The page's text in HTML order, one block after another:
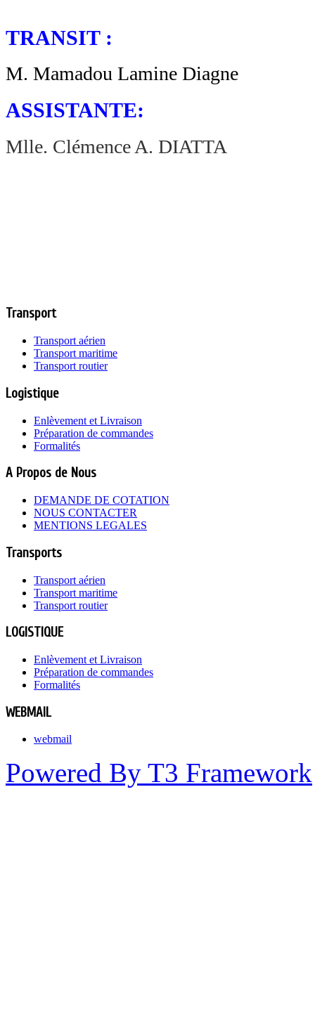
TRANSIT :
M. Mamadou Lamine Diagne
ASSISTANTE:
Mlle. Clémence A. DIATTA
Transport
Transport aérien
Transport maritime
Transport routier
Logistique
Enlèvement et Livraison
Préparation de commandes
Formalités
A Propos de Nous
DEMANDE DE COTATION
NOUS CONTACTER
MENTIONS LEGALES
Transports
Transport aérien
Transport maritime
Transport routier
LOGISTIQUE
Enlèvement et Livraison
Préparation de commandes
Formalités
WEBMAIL
webmail
Powered By T3 Framework